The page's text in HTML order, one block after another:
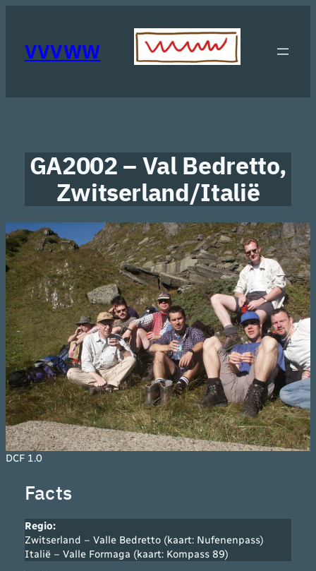
inhoudVVVWW
GA2002 – Val Bedretto,
Zwitserland/Italië
DCF 1.0
Facts
Regio:
Zwitserland – Valle Bedretto (kaart: Nufenenpass)
Italië – Valle Formaga (kaart: Kompass 89)